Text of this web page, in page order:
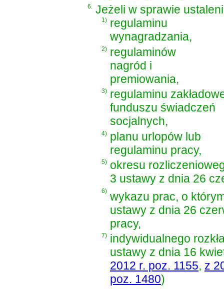
6. Jeżeli w sprawie
1) regulaminu
wynagradzania,
2) regulaminów
nagród i
premiowania,
3) regulaminu
funduszu świadczeń
socjalnych,
4) planu urlopów lub
regulaminu pracy,
5) okresu
3 ustawy z dnia 26
6) wykazu prac, o
ustawy z dnia 26
pracy,
7) indywidualnego
ustawy z dnia 16
2012 r. poz. 1155, z
poz. 1480)